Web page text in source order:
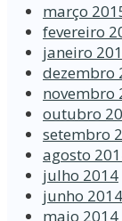
março
fevereiro
janeiro
dezembro
novembro
outubro
setembro
agosto
julho 2014
junho 2014
maio 2014